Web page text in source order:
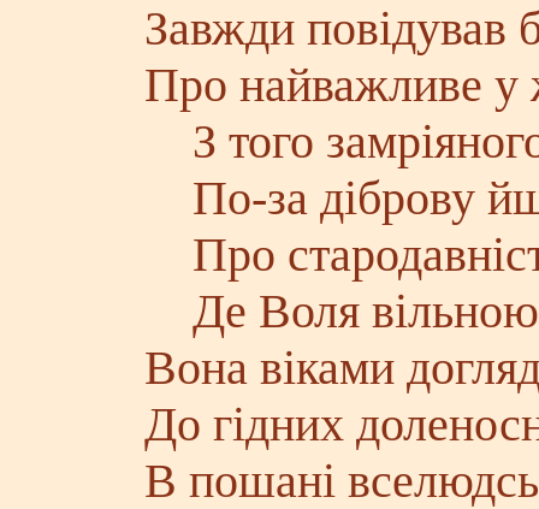
Завжди повідував
Про найважливе у
З того
По-за діброву
Про
Де Воля вільною
Вона віками
До гідних
В пошані